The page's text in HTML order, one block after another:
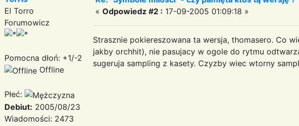
El Torro
Forumowicz
Pomocna dłoń: +1/-2
Offline
Płeć:
Debiut: 2005/08/23
Wiadomości: 2473
« Odpowiedz #2 : 17-09-2005 01:09:18 »
Strasznie pokiereszowana ta wersja, thomasero. Co
jakby orchhit), nie pasujacy w ogole do rytmu
sugeruja sampling z kasety. Czyzby wiec wtorny